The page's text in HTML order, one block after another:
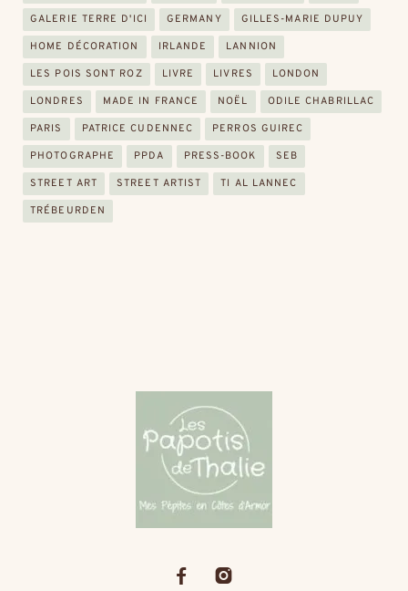
GALERIE TERRE D'ICI GERMANY GILLES-MARIE DUPUY
HOME DÉCORATION IRLANDE LANNION
LES POIS SONT ROZ LIVRE LIVRES LONDON
LONDRES MADE IN FRANCE NOËL ODILE CHABRILLAC
PARIS PATRICE CUDENNEC PERROS GUIREC
PHOTOGRAPHE PPDA PRESS-BOOK SEB
STREET ART STREET ARTIST TI AL LANNEC
TRÉBEURDEN